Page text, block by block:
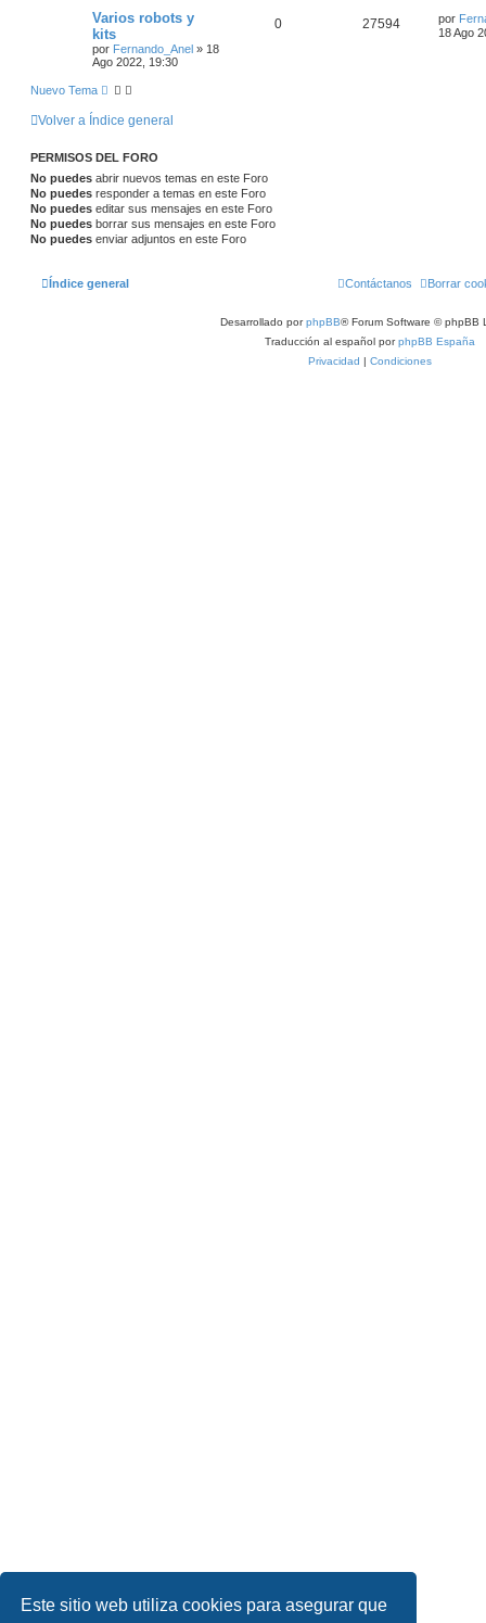
Este sitio web utiliza cookies para asegurar que
Varios robots y
kits
por Fernando_Anel » 18
Ago 2022, 19:30
0 27594 por
18 Ago
Nuevo Tema
Volver a Índice general
PERMISOS DEL FORO
No puedes abrir nuevos temas en este Foro
No puedes responder a temas en este Foro
No puedes editar sus mensajes en este Foro
No puedes borrar sus mensajes en este Foro
No puedes enviar adjuntos en este Foro
Índice general Borrar
Contáctanos
Desarrollado porphpBB® Forum Software © phpBB
Traducción al español porphpBB España
Privacidad | Condiciones